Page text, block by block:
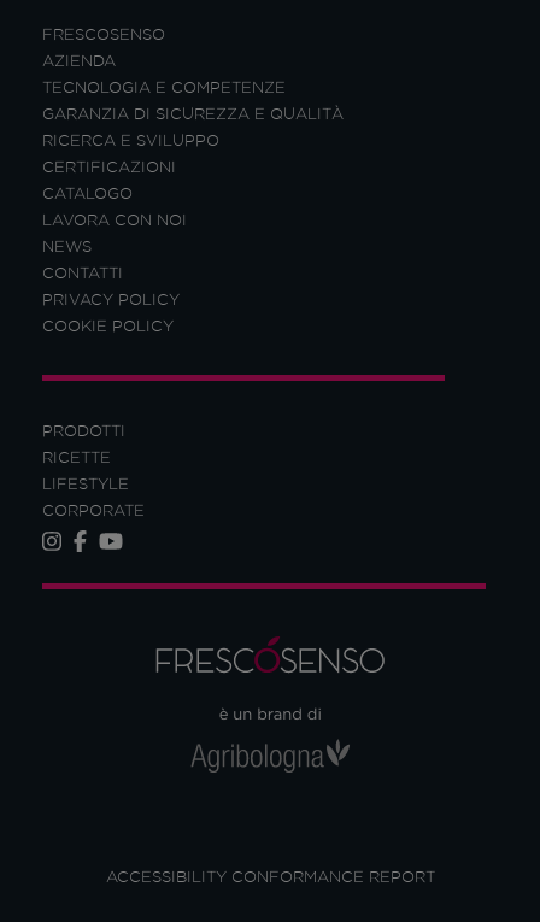
PRODOTTI
RICETTE
LIFESTYLE
CORPORATE
FRESCOSENSO
AZIENDA
TECNOLOGIA E COMPETENZE
GARANZIA DI SICUREZZA E QUALITÀ
RICERCA E SVILUPPO
CERTIFICAZIONI
CATALOGO
LAVORA CON NOI
NEWS
CONTATTI
PRIVACY POLICY
COOKIE POLICY
ACCESSIBILITY CONFORMANCE REPORT